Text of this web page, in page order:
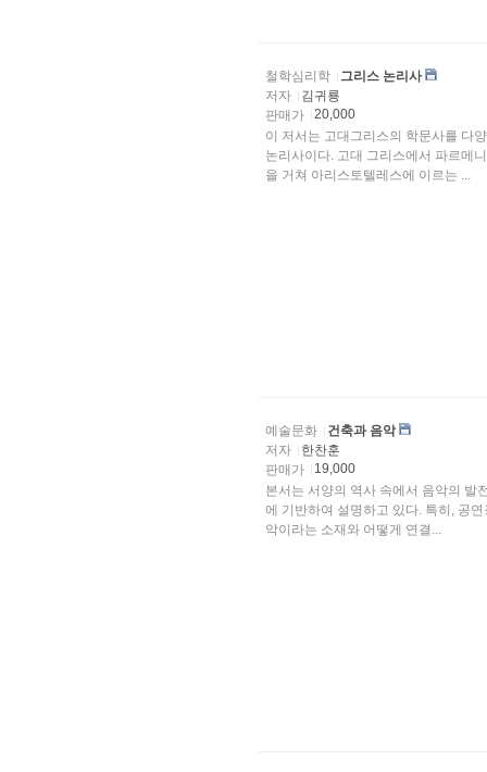
철학심리학
그리스 논리사
저자
김귀룡
판매가
20,000
이 저서는 고대그리스의 학문사를 다
논리사이다. 고대 그리스에서 파르메
을 거쳐 아리스토텔레스에 이르는 ...
예술문화
건축과 음악
저자
한찬훈
판매가
19,000
본서는 서양의 역사 속에서 음악의 발
에 기반하여 설명하고 있다. 특히, 공
악이라는 소재와 어떻게 연결...